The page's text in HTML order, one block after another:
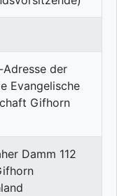
Damm 112